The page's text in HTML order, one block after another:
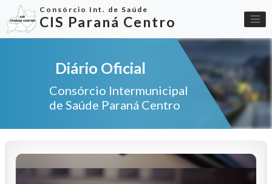
Consórcio Int. de Saúde
CIS Paraná Centro
Diário Oficial
Consórcio Intermunicipal
de Saúde Paraná Centro